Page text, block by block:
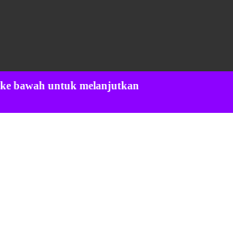
bawah untuk melanjutkan